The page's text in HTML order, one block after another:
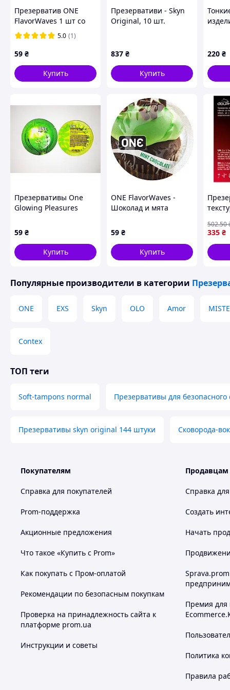
Презерватив ONE
FlavorWaves 1 шт со
вкусом Bubblegum
5.0 (1)
59 ₴
Купить
Презервативи - Skyn
Original, 10 шт.
837 ₴
Купить
220 ₴
Презервативы One
Glowing Pleasures
59 ₴
Купить
ONE FlavorWaves -
Шоколад и мята
59 ₴
Купить
335 ₴
502.50
Популярные производители в категории
ONE EXS Skyn OLO Amor
Contex
ТОП теги
Soft-tampons normal Презервативы для
Презервативы skyn original 144 штуки Сковорода-
Покупателям
Справка для покупателей
Prom-поддержка
Акционные предложения
Что такое «Купить с Prom»
Как покупать с Пром-оплатой
Рекомендации по безопасным покупкам
Проверка на принадлежность сайта к
платформе prom.ua
Инструкции и советы
Продавцам
Справка
Создать
Начать
Премия для
Политика
Правила